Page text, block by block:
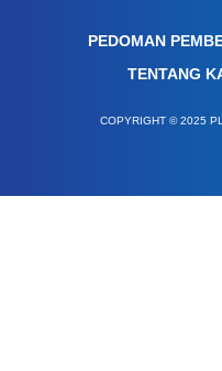
PEDOMAN
TENTANG
COPYRIGHT © 2025